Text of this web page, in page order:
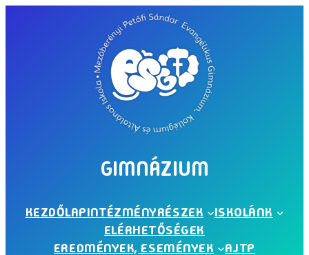
GIMNÁZIUM
KEZDŐLAPINTÉZMÉNYRÉSZEK
ISKOLÁNK
ELÉRHETŐSÉGEK
EREDMÉNYEK, ESEMÉNYEK
AJTP